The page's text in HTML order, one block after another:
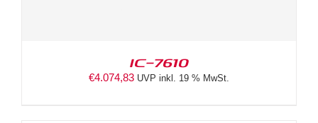
IC-7610
€4.074,83 UVP inkl. 19 % MwSt.